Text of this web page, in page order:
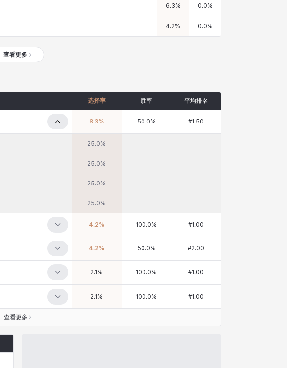
6.3% 0.0%
4.2% 0.0%
查看更多
选择率 胜率 平均排名
8.3% 50.0% #1.50
25.0%
25.0%
25.0%
25.0%
4.2% 100.0% #1.00
4.2% 50.0% #2.00
2.1 % 100.0% #1.00
2.1 % 100.0% #1.00
查看更多